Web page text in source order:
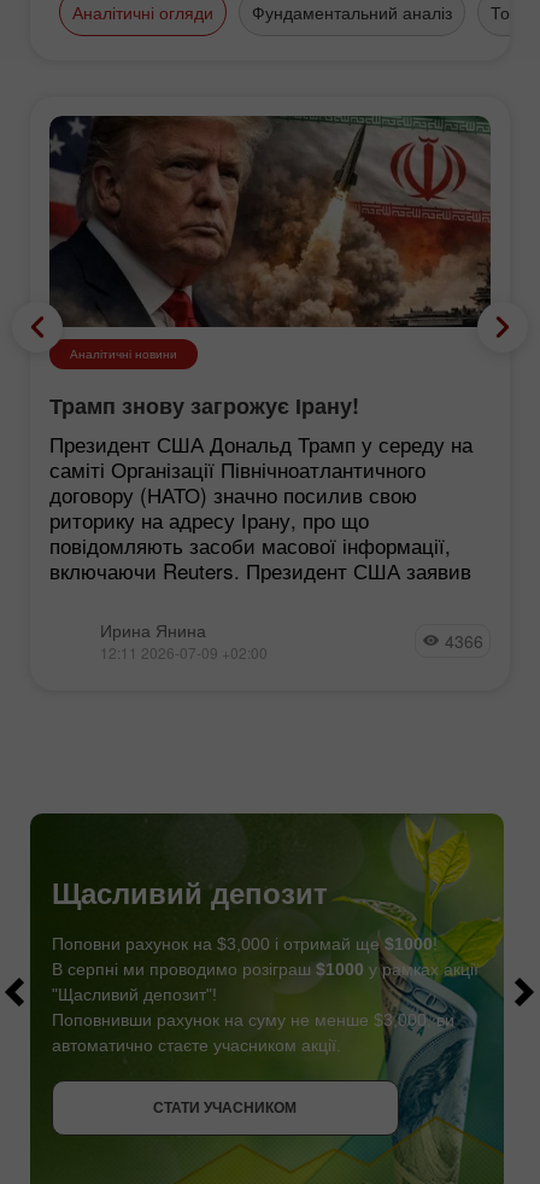
Аналітичні огляди Фундаментальний аналіз
Аналітичні новини
Трамп знову загрожує Ірану!
Президент США Дональд Трамп у середу на
саміті Організації Північноатлантичного
договору (НАТО) значно посилив свою
риторику на адресу Ірану, про що
повідомляють засоби масової інформації,
включаючи Reuters. Президент США заявив
Ирина Янина
12:11 2026-07-09 +02:00 4366
СТАТИ УЧАСНИКОМ
Щасливий депозит
Поповни рахунок на $3,000 і отримай ще$1000!
В серпні ми проводимо розіграш $1000 у рамках акції
"Щасливий депозит"!
Поповнивши рахунок на суму не менше $3,000, ви
автоматично стаєте учасником акції.
СТАТИ УЧАСНИКОМ